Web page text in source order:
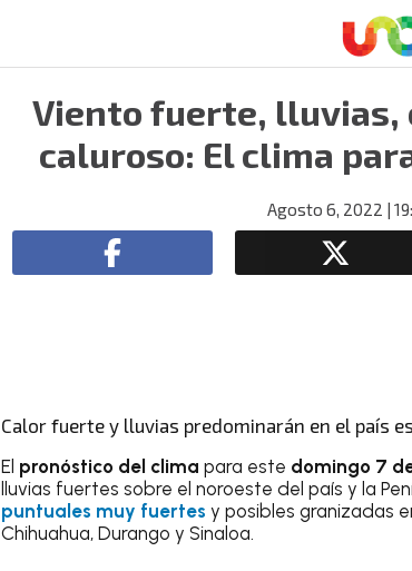
Viento fuerte, lluvias,
caluroso: El clima
Agosto 6, 2022 |
Calor fuerte y lluvias predominarán en el país
El pronóstico del clima para este domingo 7
lluvias fuertes sobre el noroeste del país y la
puntuales muy fuertes y posibles granizadas
Chihuahua, Durango y Sinaloa.